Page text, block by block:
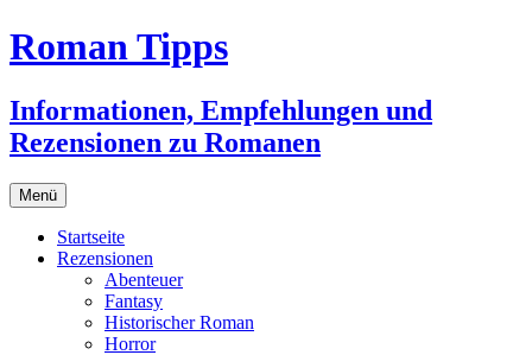
Zum
Inhalt
Roman Tipps
Informationen, Empfehlungen und
Rezensionen zu Romanen
Menü
Startseite
Rezensionen
Abenteuer
Fantasy
Historischer Roman
Horror